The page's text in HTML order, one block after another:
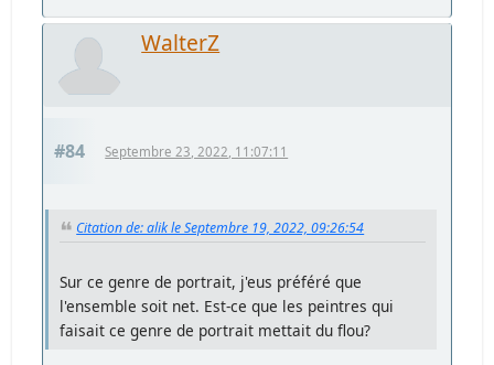
WalterZ
#84 Septembre 23, 2022, 11:07:11
Citation de: alik le Septembre 19, 2022, 09:26:54
Sur ce genre de portrait, j'eus préféré que
l'ensemble soit net. Est-ce que les peintres qui
faisait ce genre de portrait mettait du flou?